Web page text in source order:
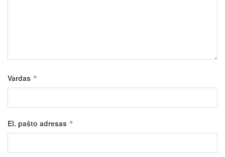
Vardas *
El. pašto adresas *